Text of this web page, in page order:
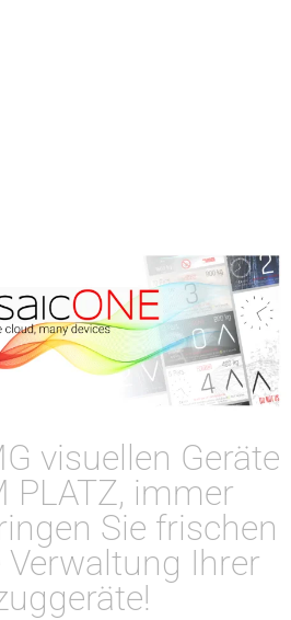
visuellen Geräte
PLATZ, immer
Sie frischen
Ihrer